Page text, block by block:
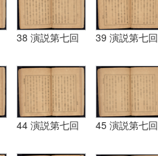
38 演説第七回 39 演説第七回
44 演説第七回 45 演説第七回